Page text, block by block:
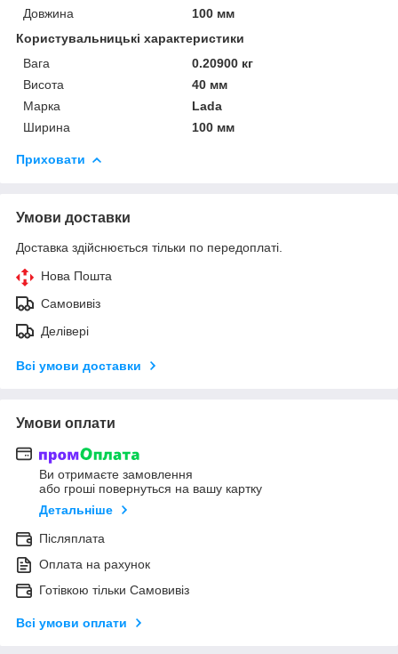
Довжина
100 мм
Користувальницькі характеристики
Вага
0.20900 кг
Висота
40 мм
Марка
Lada
Ширина
100 мм
Приховати
Умови доставки
Доставка здійснюється тільки по передоплаті.
Нова Пошта
Самовивіз
Делівері
Всі умови доставки
Умови оплати
Ви отримаєте замовлення
або гроші повернуться на вашу картку
Детальніше
Післяплата
Оплата на рахунок
Готівкою тільки Самовивіз
Всі умови оплати